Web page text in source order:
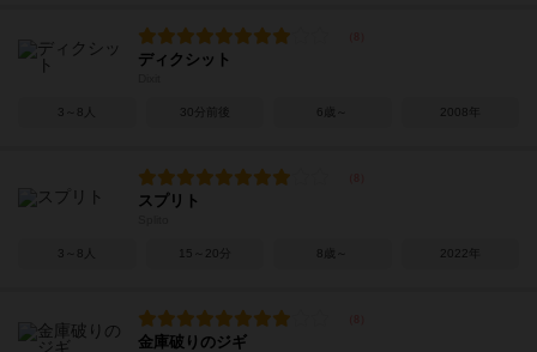
ディクシット
3～8人 30分前後 6歳～ 2008年
スプリト
3～8人 15～20分 8歳～ 2022年
金庫破りのジギ